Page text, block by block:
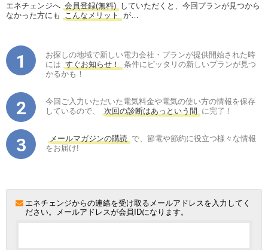
エネチェンジへ 会員登録(無料) していただくと、今回プランが見つから
なかった方にも
こんなメリット が…
お探しの地域で新しい電力会社・プランが提供開始された時
には すぐお知らせ！
条件にピッタリの新しいプランが見つ
かるかも！
今回ご入力いただいた電気料金や電気の使い方の情報を保存
しているので、
次回の診断はあっという間 に完了！
メールマガジンの購読 で、節電や節約に役立つ様々な情報
をお届け!
エネチェンジからの連絡を受け取るメールアドレスを入力してく
ださい。メールアドレスが会員IDになります。